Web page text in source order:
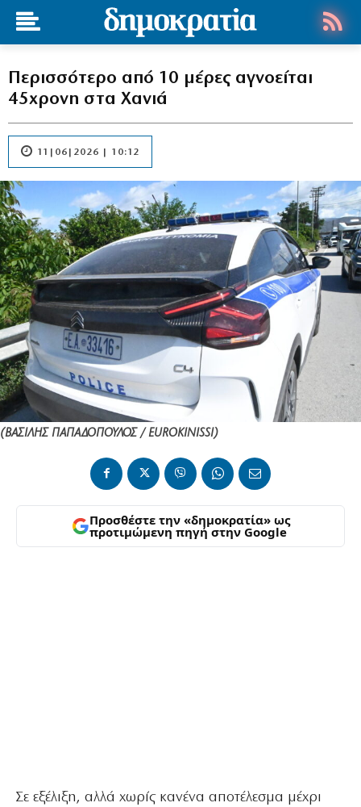
Περισσότερο από 10 μέρες αγνοείται
45χρονη στα Χανιά
11|06|2026 | 10:12
(ΒΑΣΙΛΗΣ ΠΑΠΑΔΟΠΟΥΛΟΣ / EUROKINISSI)
Προσθέστε την «δημοκρατία» ως
προτιμώμενη πηγή στην Google
Σε εξέλιξη, αλλά χωρίς κανένα αποτέλεσμα μέχρι